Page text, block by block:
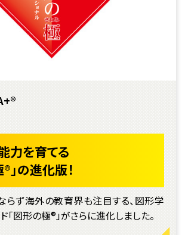
力を育てる
」の進化版！
らず海外の教育界も注目する、図形学
「図形の極®」がさらに進化しました。